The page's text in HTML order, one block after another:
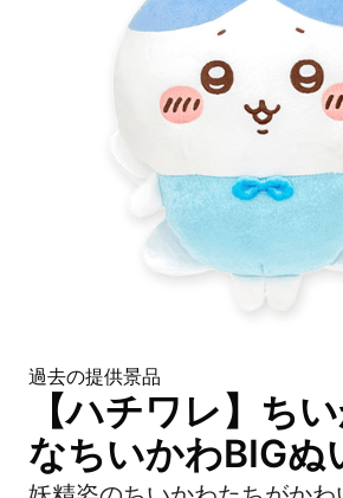
過去の提供景品
【ハチワレ】ち
なちいかわBIGぬ